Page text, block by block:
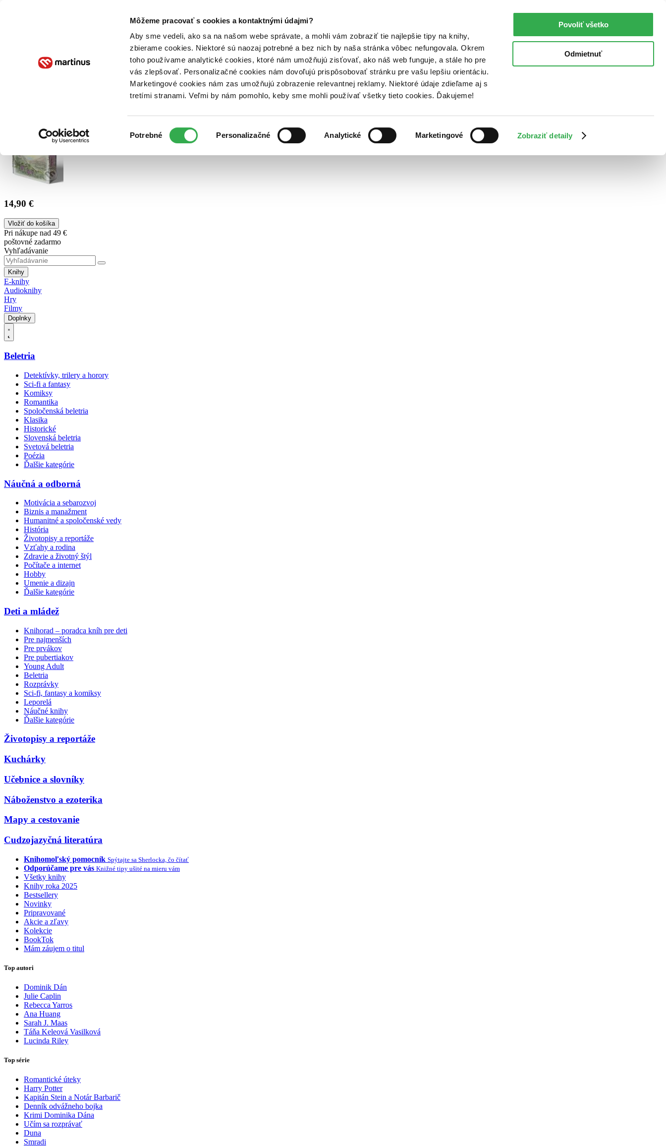
Môžeme pracovať s cookies a kontaktnými údajmi?
Aby sme vedeli, ako sa na našom webe správate, a mohli vám zobraziť tie najlepšie tipy na knihy,
zbierame cookies. Niektoré sú naozaj potrebné a bez nich by naša stránka vôbec nefungovala. Okrem
toho používame analytické cookies, ktoré nám umožňujú zisťovať, ako náš web funguje, a stále ho pre
vás zlepšovať. Personalizačné cookies nám dovoľujú prispôsobovať stránku pre vašu lepšiu orientáciu.
Marketingové cookies nám zas umožňujú zobrazenie relevantnej reklamy. Niektoré údaje zdieľame aj s
tretími stranami. Veľmi by nám pomohlo, keby sme mohli používať všetky tieto cookies. Ďakujeme!
súhlasu
Potrebné Personalizačné Analytické Marketingové Zobraziť detaily
Povoliť všetko
Odmietnuť
Poukážky Kontakt
14,90 €
Vložiť do košíka
Pri nákupe nad 49 €
poštovné zadarmo
Vyhľadávanie
Knihy
E-knihy
Audioknihy
Hry
Filmy
Doplnky
Beletria
Detektívky, trilery a horory
Sci-fi a fantasy
Komiksy
Romantika
Spoločenská beletria
Klasika
Historické
Slovenská beletria
Svetová beletria
Poézia
Ďalšie kategórie
Náučná a odborná
Motivácia a sebarozvoj
Biznis a manažment
Humanitné a spoločenské vedy
História
Životopisy a reportáže
Vzťahy a rodina
Zdravie a životný štýl
Počítače a internet
Hobby
Umenie a dizajn
Ďalšie kategórie
Deti a mládež
Knihorad – poradca kníh pre deti
Pre najmenších
Pre prvákov
Pre pubertiakov
Young Adult
Beletria
Rozprávky
Sci-fi, fantasy a komiksy
Leporelá
Náučné knihy
Ďalšie kategórie
Životopisy a reportáže
Kuchárky
Učebnice a slovníky
Náboženstvo a ezoterika
Mapy a cestovanie
Cudzojazyčná literatúra
Knihomoľský pomocník Spýtajte sa Sherlocka, čo čítať
Odporúčame pre vás Knižné tipy ušité na mieru vám
Všetky knihy
Knihy roka 2025
Bestsellery
Novinky
Pripravované
Akcie a zľavy
Kolekcie
BookTok
Mám záujem o titul
Top autori
Dominik Dán
Julie Caplin
Rebecca Yarros
Ana Huang
Sarah J. Maas
Táňa Keleová Vasilková
Lucinda Riley
Top série
Romantické úteky
Harry Potter
Kapitán Stein a Notár Barbarič
Denník odvážneho bojka
Krimi Dominika Dána
Učím sa rozprávať
Duna
Smradi